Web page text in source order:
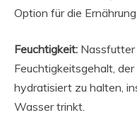
Option für die
Feuchtigkeit:
Feuchtigkeitsgehalt,
hydratisiert zu halten,
Wasser trinkt.